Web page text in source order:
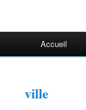
Accueil
ville